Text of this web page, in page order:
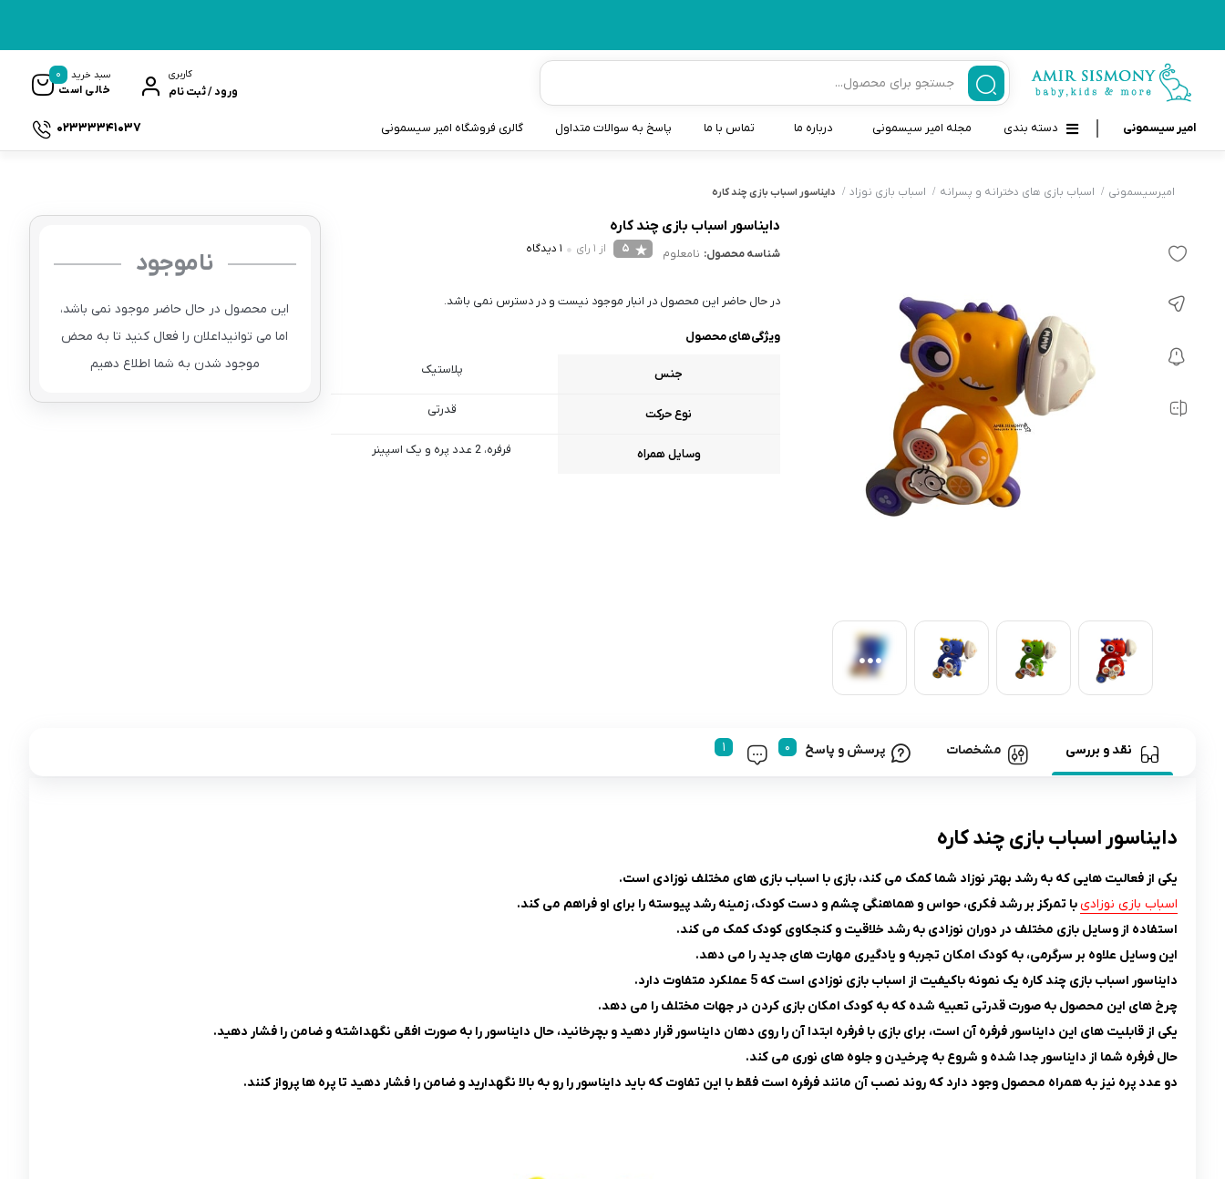
کاربری
ورود / ثبت نام
سبد خرید
خالی است
0
امیر سیسمونی دسته بندی
قاب و بندپستانک
شانه برس کودک
پواربینی
مسواک و خمیر دندان کودک
تب سنج نوزاد و کودک
رابط و پد سینه
دستگاه بخور سرد کودک
لوازم حمام نوزاد
لوازم اتاق نوزاد و کودک
اسباب بازی دخترانه و پسرانه
مجله امیر سیسمونی درباره ما تماس با ما پاسخ به سوالات متداول گالری فروشگاه امیر سیسمونی 02333341037
امیرسیسمونی اسباب بازی های دخترانه و پسرانه اسباب بازی نوزاد دایناسور اسباب بازی چند کاره
دایناسور اسباب بازی چند کاره
شناسه محصول: نامعلوم 5 از 1 رای 1 دیدگاه
در حال حاضر این محصول در انبار موجود نیست و در دسترس نمی باشد.
ویژگی‌های محصول
جنس پلاستیک
نوع حرکت قدرتی
وسایل همراه فرفره، 2 عدد پره و یک اسپینر
ناموجود
این محصول در حال حاضر موجود نمی باشد،
اما می توانیداعلان را فعال کنید تا به محض
موجود شدن به شما اطلاع دهیم
نقد و بررسی مشخصات پرسش و پاسخ
دایناسور اسباب بازی چند کاره
یکی از فعالیت هایی که به رشد بهتر نوزاد شما کمک می کند، بازی با اسباب بازی های مختلف نوزادی است.
اسباب بازی نوزادی با تمرکز بر رشد فکری، حواس و هماهنگی چشم و دست کودک، زمینه رشد پیوسته را برای او فراهم می کند.
استفاده از وسایل بازی مختلف در دوران نوزادی به رشد خلاقیت و کنجکاوی کودک کمک می کند.
این وسایل علاوه بر سرگرمی، به کودک امکان تجربه و یادگیری مهارت های جدید را می دهد.
دایناسور اسباب بازی چند کاره یک نمونه باکیفیت از اسباب بازی نوزادی است که 5 عملکرد متفاوت دارد.
چرخ های این محصول به صورت قدرتی تعبیه شده که به کودک امکان بازی کردن در جهات مختلف را می دهد.
یکی از قابلیت های این دایناسور فرفره آن است، برای بازی با فرفره ابتدا آن را روی دهان دایناسور قرار دهید و بچرخانید، حال دایناسور را به صورت افقی نگهداشته و ضامن را فشار دهید.
حال فرفره شما از دایناسور جدا شده و شروع به چرخیدن و جلوه های نوری می کند.
دو عدد پره نیز به همراه محصول وجود دارد که روند نصب آن مانند فرفره است فقط با این تفاوت که باید دایناسور را رو به بالا نگهدارید و ضامن را فشار دهید تا پره ها پرواز کنند.